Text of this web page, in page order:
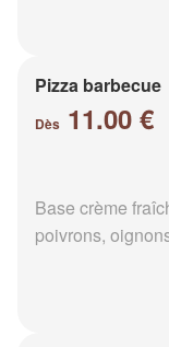
Pizza barbecue
Dès 11.00 €
Base crème
poivrons,